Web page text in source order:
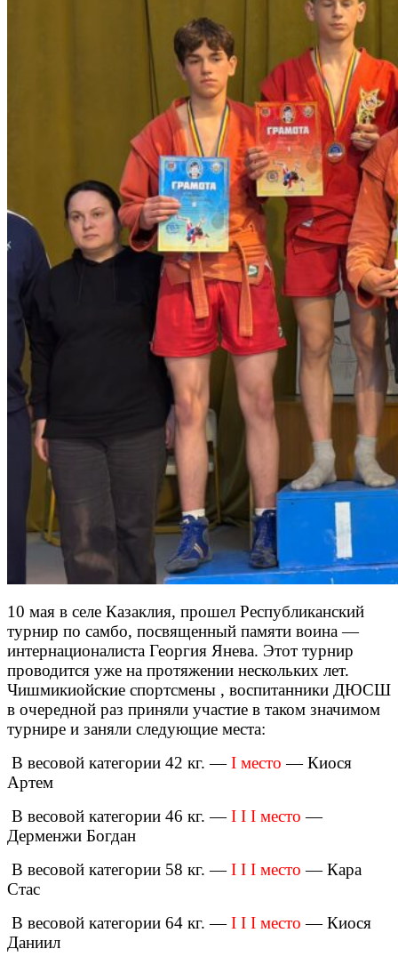
10 мая в селе Казаклия, прошел Республиканский
турнир по самбо, посвященный памяти воина —
интернационалиста Георгия Янева. Этот турнир
проводится уже на протяжении нескольких лет.
Чишмикиойские спортсмены , воспитанники ДЮСШ
в очередной раз приняли участие в таком значимом
турнире и заняли следующие места:
В весовой категории 42 кг. —I место — Киося
Артем
В весовой категории 46 кг. —I I I место —
Дерменжи Богдан
В весовой категории 58 кг. —I I I место — Кара
Стас
В весовой категории 64 кг. —I I I место — Киося
Даниил